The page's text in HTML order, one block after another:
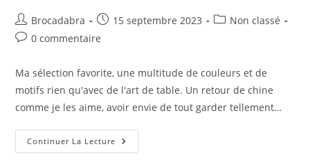
Auteur/autrice
de
Brocadabra
Publication
publiée :
15 septembre 2023
PostNon classé
Commentaires
la
publication :
0 commentaire
Ma sélection favorite, une multitude de couleurs et de
motifs rien qu'avec de l'art de table. Un retour de chine
comme je les aime, avoir envie de tout garder tellement…
Continuer La Lecture Art
De